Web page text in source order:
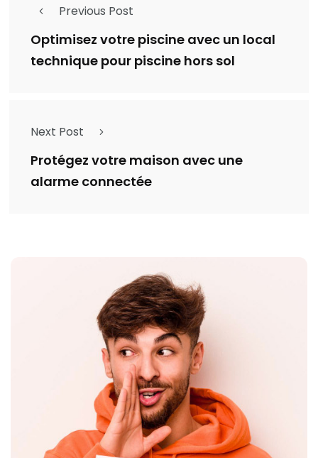
Previous Post
Optimisez votre piscine avec un local
technique pour piscine hors sol
Next Post
Protégez votre maison avec une
alarme connectée